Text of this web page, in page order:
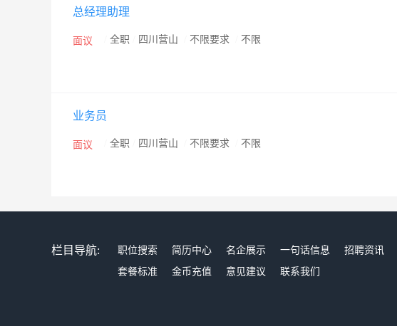
了广泛的关注，同行纷纷与我公司建立合作关系。到目前为止，健康坊（
业、国大药房、老百姓大药房、民生大药房建立了长远而紧密的合作关系。
总经理助理
面议 全职 四川营山 不限要求 不限
业务员
面议 全职 四川营山 不限要求 不限
栏目导航: 职位搜索 简历中心 名企展示 一句话信息 招聘资讯
套餐标准
金币充值 意见建议 联系我们